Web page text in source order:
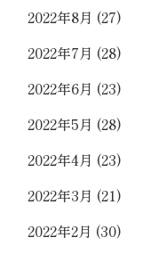
2022年8月 (27)
2022年7月 (28)
2022年6月 (23)
2022年5月 (28)
2022年4月 (23)
2022年3月 (21)
2022年2月 (30)